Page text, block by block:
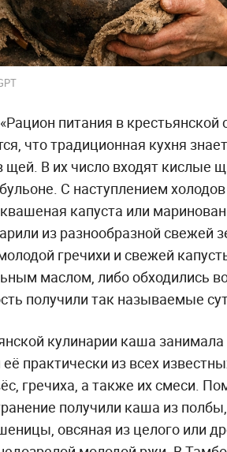
питания в крестьянской
что традиционная кухня
щей. В их число входят кислые
С наступлением
капуста или
из разнообразной свежей
гречихи и свежей
маслом, либо обходились
получили так называемые
кулинарии каша
её практически из всех
гречиха, а также их смеси.
получили каша из
овсяная из целого или